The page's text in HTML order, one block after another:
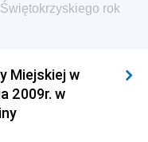
i Głównego
Kultury, Dziedzictwa
Funduszy i
rok
Miejskiej w
2009r. w